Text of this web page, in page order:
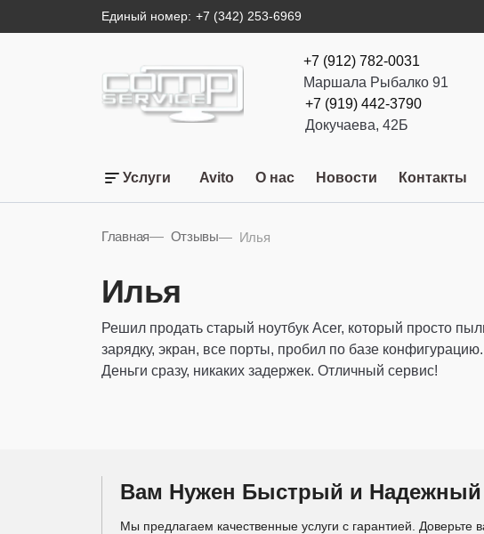
Единый номер: +7 (342) 253-6969
+7 (912) 782-0031
Маршала Рыбалко 91
+7 (919) 442-3790
Докучаева, 42Б
Услуги Avito О нас Новости Контакты
Главная Отзывы Илья
Илья
Решил продать старый ноутбук Acer, который просто
зарядку, экран, все порты, пробил по базе
Деньги сразу, никаких задержек. Отличный сервис!
Вам Нужен Быстрый и Надежный
Мы предлагаем качественные услуги с гарантией. Доверьте